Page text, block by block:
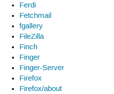
Ferdi
Fetchmail
fgallery
FileZilla
Finch
Finger
Finger-Server
Firefox
Firefox/about